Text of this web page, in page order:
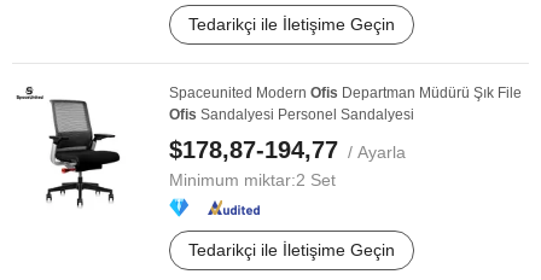
Tedarikçi ile İletişime Geçin
Spaceunited Modern Ofis Departman Müdürü Şık File
Ofis Sandalyesi Personel Sandalyesi
$178,87-194,77 / Ayarla
Minimum miktar:2 Set
Tedarikçi ile İletişime Geçin